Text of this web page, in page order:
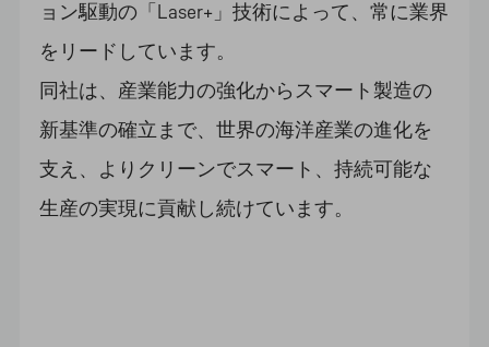
ョン駆動の「Laser+」技術によって、常に業界
をリードしています。
同社は、産業能力の強化からスマート製造の
新基準の確立まで、世界の海洋産業の進化を
支え、よりクリーンでスマート、持続可能な
生産の実現に貢献し続けています。